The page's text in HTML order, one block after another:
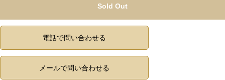
Sold Out
電話で問い合わせる
メールで問い合わせる